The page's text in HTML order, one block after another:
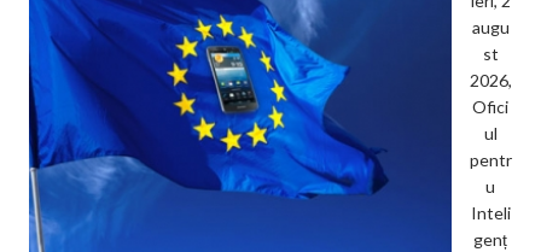
augu
st
2026,
Ofici
ul
pentr
u
Inteli
genț